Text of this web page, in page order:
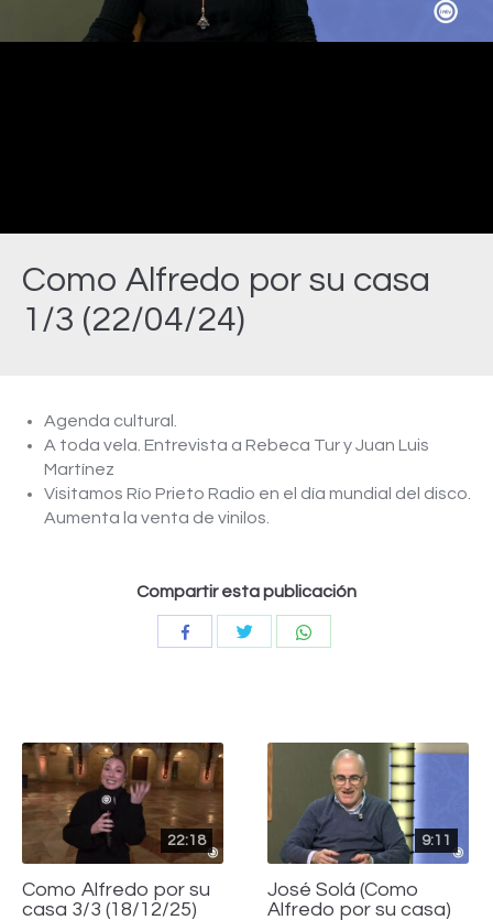
Como Alfredo por su casa
1/3 (22/04/24)
Video
Agenda cultural.
A toda vela. Entrevista a Rebeca Tur y Juan Luis
Martínez
Visitamos Río Prieto Radio en el día mundial del disco.
Aumenta la venta de vinilos.
Compartir esta publicación
CompartirCompartir
22:18
Como Alfredo por su
casa 3/3 (18/12/25)
9:11
José Solá (Como
Alfredo por su casa)